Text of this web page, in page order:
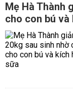
Mẹ Hà Thành
cho con bú